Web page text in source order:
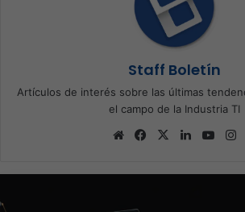
Staff Boletín
Artículos de interés sobre las últimas
el campo de la Industria TI
Sitio
Facebook
X LinkedIn